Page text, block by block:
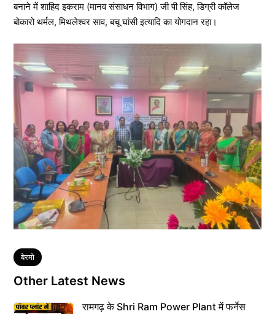
बनाने में शाहिद इकराम (मानव संसाधन विभाग) जी पी सिंह, डिग्री कॉलेज
बोकारो थर्मल, मिथलेश्वर साव, बचू घांसी इत्यादि का योगदान रहा।
Tags
बेरमो
Other Latest News
रामगढ़ के Shri Ram Power Plant में फर्नेस